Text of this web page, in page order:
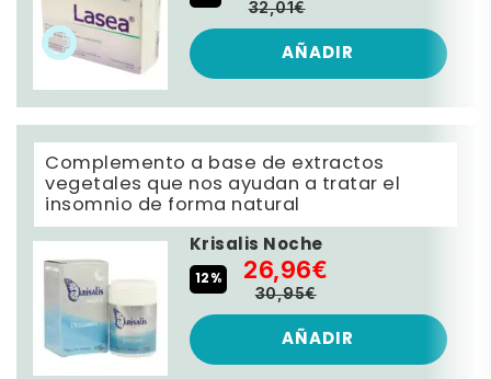
32,01€
AÑADIR
Complemento a base de extractos
vegetales que nos ayudan a tratar el
insomnio de forma natural
Krisalis Noche
12% 26,96€
30,95€
AÑADIR